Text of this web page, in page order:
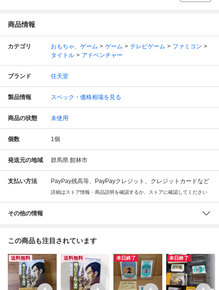
商品情報
カテゴリ おもちゃ、ゲーム ゲーム テレビゲーム
ファミコン
タイトル
アドベンチャー
ブランド 任天堂
製品情報 スペック・価格相場を見る
商品の状態 未使用
個数 1個
発送元の地域 群馬県 館林市
支払い方法 PayPay残高等、PayPayクレジット、クレジットカードなど
詳細はストア情報・商品説明を確認するか、ストアに確認してください
その他の情報
この商品も注目されています
送料無料 送料無料 本日終了 本日終了